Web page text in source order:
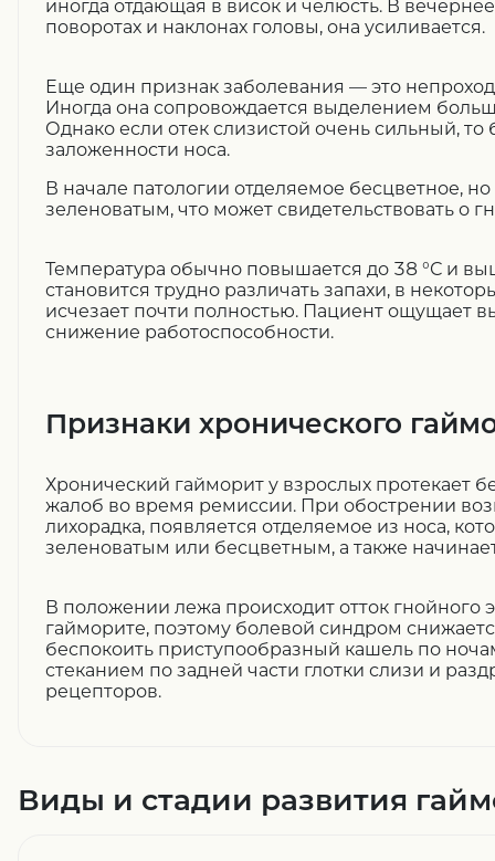
иногда отдающая в висок и челюсть. В
поворотах и наклонах головы, она усиливается.
Еще один признак заболевания — это
Иногда она сопровождается выделением
Однако если отек слизистой очень сильный, то
заложенности носа.
В начале патологии отделяемое бесцветное,
зеленоватым, что может свидетельствовать о
Температура обычно повышается до 38 °С и
становится трудно различать запахи, в
исчезает почти полностью. Пациент ощущает
снижение работоспособности.
Признаки хронического
Хронический гайморит у взрослых протекает
жалоб во время ремиссии. При обострении
лихорадка, появляется отделяемое из носа,
зеленоватым или бесцветным, а также
В положении лежа происходит отток гнойного
гайморите, поэтому болевой синдром
беспокоить приступообразный кашель по
стеканием по задней части глотки слизи и
рецепторов.
Виды и стадии развития